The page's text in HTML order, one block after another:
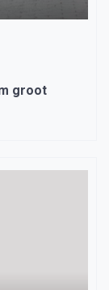
groot